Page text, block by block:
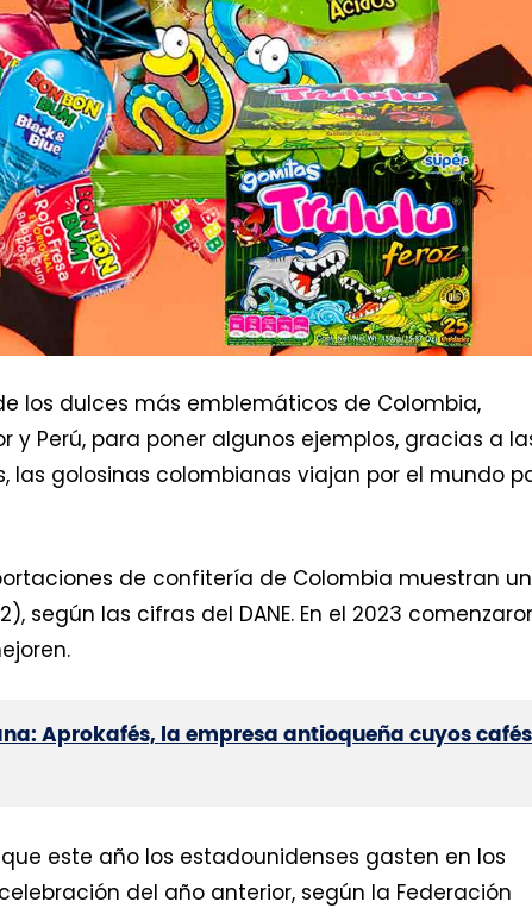
los dulces más emblemáticos de Colombia,
y Perú, para poner algunos ejemplos, gracias a
las golosinas colombianas viajan por el mundo
de confitería de Colombia muestran un
según las cifras del DANE. En el 2023
Aprokafés, la empresa antioqueña cuyos cafés
este año los estadounidenses gasten en los
del año anterior, según la Federación